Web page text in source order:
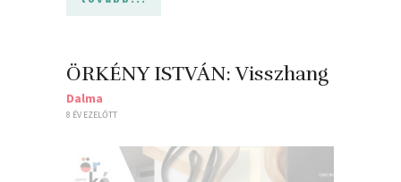
ÖRKÉNY ISTVÁN: Visszhang
Dalma
8 ÉV EZELŐTT